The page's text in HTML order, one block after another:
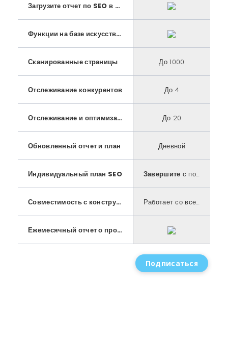
Загрузите отчет по SEO в формате PDF (см. пример)
Функции на базе искусственного интеллекта: автоматическая генерация заголовка и метаописания
Сканированные страницы
Отслеживание конкурентов
Отслеживание и оптимизация ключевых слов
Обновленный отчет и план
Индивидуальный план SEO
Совместимость с конструктором веб-сайтов
Ежемесячный отчет о проделанной работе
До 1000
До 4
До 20
Дневной
Завершите с пошаговым руководством
Работает со всеми конструкторами сайтов
Подписаться